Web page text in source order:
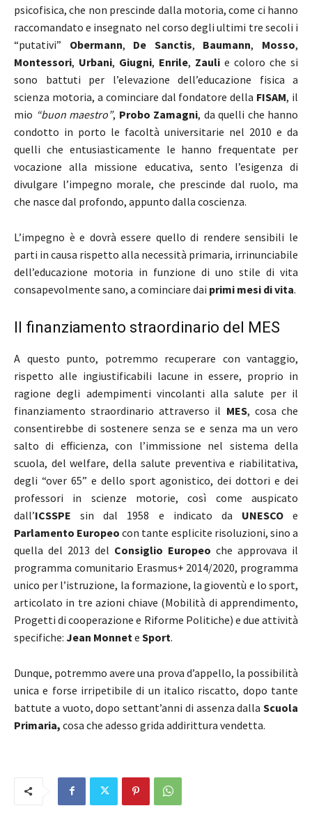
psicofisica, che non prescinde dalla motoria, come ci hanno
raccomandato e insegnato nel corso degli ultimi tre secoli i
“putativi” Obermann, De Sanctis, Baumann, Mosso,
Montessori, Urbani, Giugni, Enrile, Zauli e coloro che si
sono battuti per l’elevazione dell’educazione fisica a
scienza motoria, a cominciare dal fondatore della FISAM, il
mio “buon maestro”, Probo Zamagni, da quelli che hanno
condotto in porto le facoltà universitarie nel 2010 e da
quelli che entusiasticamente le hanno frequentate per
vocazione alla missione educativa, sento l’esigenza di
divulgare l’impegno morale, che prescinde dal ruolo, ma
che nasce dal profondo, appunto dalla coscienza.
L’impegno è e dovrà essere quello di rendere sensibili le
parti in causa rispetto alla necessità primaria, irrinunciabile
dell’educazione motoria in funzione di uno stile di vita
consapevolmente sano, a cominciare dai primi mesi di vita.
Il finanziamento straordinario del MES
A questo punto, potremmo recuperare con vantaggio,
rispetto alle ingiustificabili lacune in essere, proprio in
ragione degli adempimenti vincolanti alla salute per il
finanziamento straordinario attraverso il MES, cosa che
consentirebbe di sostenere senza se e senza ma un vero
salto di efficienza, con l’immissione nel sistema della
scuola, del welfare, della salute preventiva e riabilitativa,
degli “over 65” e dello sport agonistico, dei dottori e dei
professori in scienze motorie, così come auspicato
dall’ICSSPE sin dal 1958 e indicato da UNESCOe
Parlamento Europeo con tante esplicite risoluzioni, sino a
quella del 2013 del Consiglio Europeo che approvava il
programma comunitario Erasmus+ 2014/2020, programma
unico per l’istruzione, la formazione, la gioventù e lo sport,
articolato in tre azioni chiave (Mobilità di apprendimento,
Progetti di cooperazione e Riforme Politiche) e due attività
specifiche: Jean Monnet e Sport.
Dunque, potremmo avere una prova d’appello, la possibilità
unica e forse irripetibile di un italico riscatto, dopo tante
battute a vuoto, dopo settant’anni di assenza dalla Scuola
Primaria, cosa che adesso grida addirittura vendetta.